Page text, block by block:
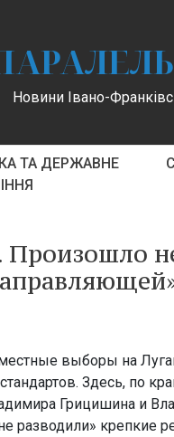
Новини Івано-
ТА ДЕРЖАВНЕ
выборы на
Здесь, по
Грицишина и
разводили» крепкие